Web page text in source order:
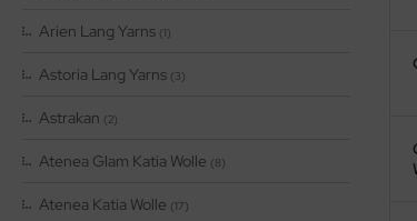
Arien Lang Yarns (1)
Astoria Lang Yarns (3)
Astrakan (2)
Atenea Glam Katia Wolle (8)
Atenea Katia Wolle (17)